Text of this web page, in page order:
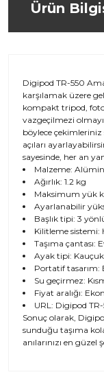
Ürün
Digipod TR-550
karşılamak üzere
kompakt tripod,
vazgeçilmezi
böylece çekimleriniz
açıları
sayesinde, her an
Malzeme:
Ağırlık: 1.2 kg
Maksimum yük
Ayarlanabilir
Başlık tipi: 3
Kilitleme sistemi:
Taşıma çantası:
Ayak tipi:
Portatif tasarım:
Su geçirmez:
Fiyat aralığı:
URL: Digipod TR-
Sonuç olarak,
sunduğu taşıma
anılarınızı en